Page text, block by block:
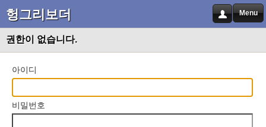
헝그리보더 Menu
권한이 없습니다.
아이디
비밀번호